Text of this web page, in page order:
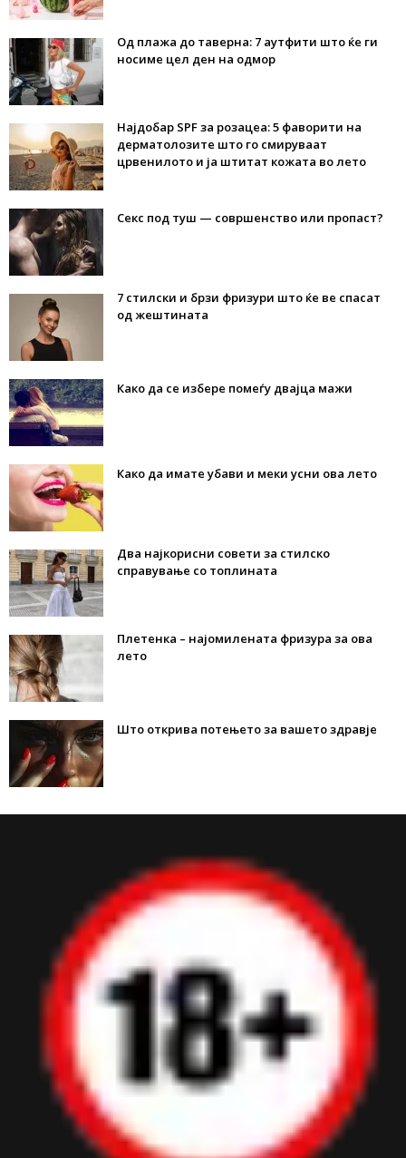
Од плажа до таверна: 7 аутфити што ќе ги
носиме цел ден на одмор
Најдобар SPF за розацеа: 5 фаворити на
дерматолозите што го смируваат
црвенилото и ја штитат кожата во лето
Секс под туш — совршенство или пропаст?
7 стилски и брзи фризури што ќе ве спасат
од жештината
Како да се избере помеѓу двајца мажи
Како да имате убави и меки усни ова лето
Два најкорисни совети за стилско
справување со топлината
Плетенка – најомилената фризура за ова
лето
Што открива потењето за вашето здравје